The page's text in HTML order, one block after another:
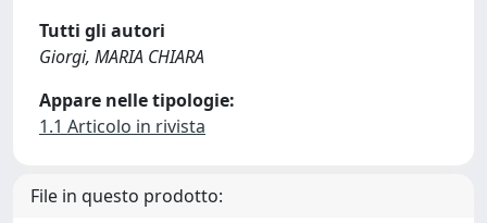
Tutti gli autori
Giorgi, MARIA CHIARA
Appare nelle tipologie:
1.1 Articolo in rivista
File in questo prodotto: